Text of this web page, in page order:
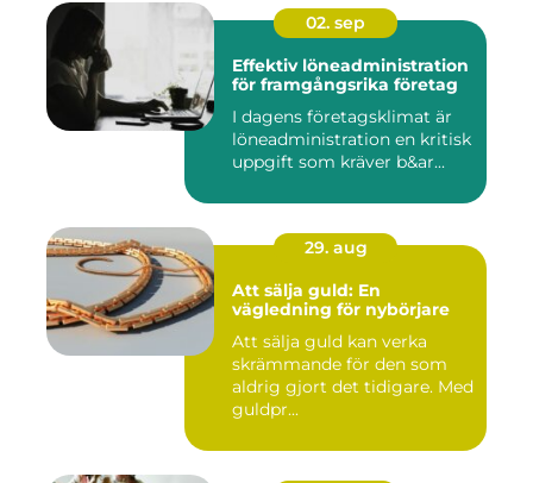
02. sep
Effektiv löneadministration
för framgångsrika företag
I dagens företagsklimat är
löneadministration en kritisk
uppgift som kräver b&ar...
29. aug
Att sälja guld: En
vägledning för nybörjare
Att sälja guld kan verka
skrämmande för den som
aldrig gjort det tidigare. Med
guldpr...